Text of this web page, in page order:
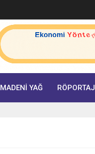
MADENİ YAĞ RÖPORTAJ